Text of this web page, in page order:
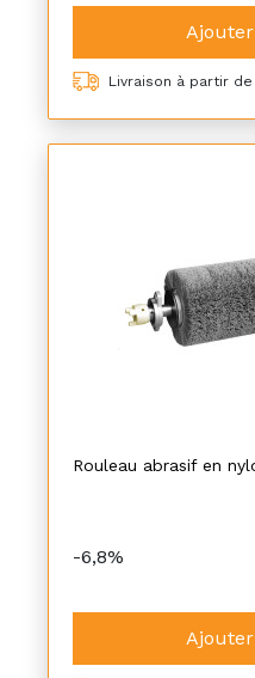
Livraison à partir de
Rouleau abrasif en
-6,8%